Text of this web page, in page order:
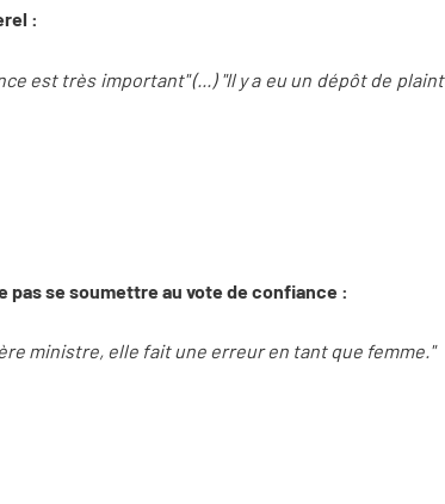
:
est très important" (...) "Il y a eu un dépôt de
pas se soumettre au vote de confiance :
ministre, elle fait une erreur en tant que femme."